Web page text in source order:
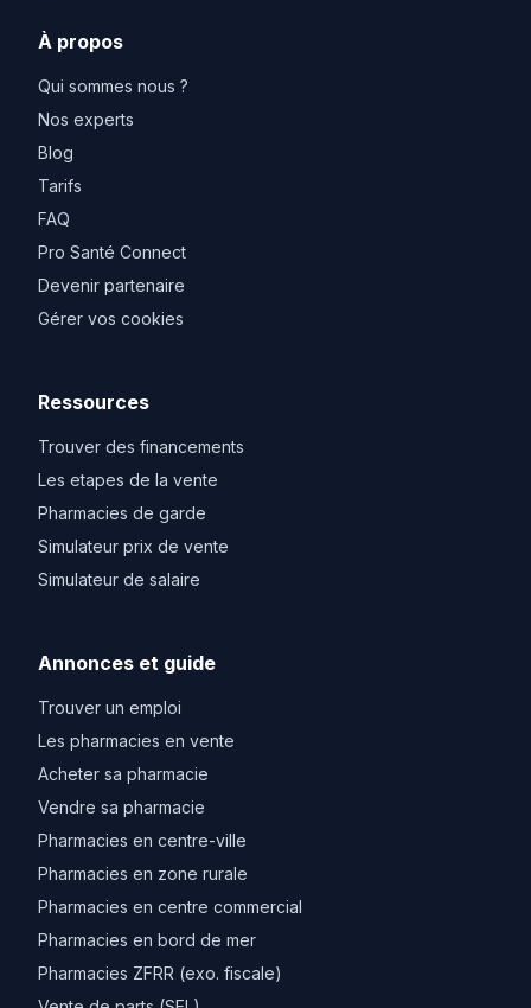
À propos
Qui sommes nous ?
Nos experts
Blog
Tarifs
FAQ
Pro Santé Connect
Devenir partenaire
Gérer vos cookies
Ressources
Trouver des financements
Les etapes de la vente
Pharmacies de garde
Simulateur prix de vente
Simulateur de salaire
Annonces et guide
Trouver un emploi
Les pharmacies en vente
Acheter sa pharmacie
Vendre sa pharmacie
Pharmacies en centre-ville
Pharmacies en zone rurale
Pharmacies en centre commercial
Pharmacies en bord de mer
Pharmacies ZFRR (exo. fiscale)